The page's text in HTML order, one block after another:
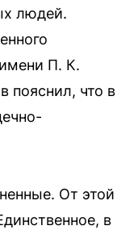
людей.
П. К.
пояснил, что в
От этой
в